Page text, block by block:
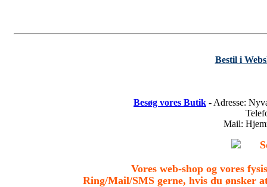
Bestil i
Besøg vores Butik - Adresse:
Mail:
Vores web-shop og vores
Ring/Mail/SMS gerne, hvis du ønsker